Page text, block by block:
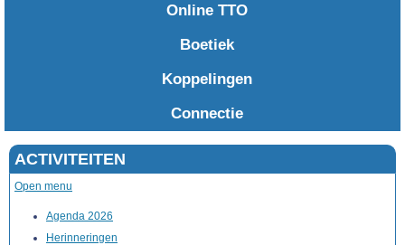
Online TTO
Boetiek
Koppelingen
Connectie
ACTIVITEITEN
Open menu
Agenda 2026
Herinneringen